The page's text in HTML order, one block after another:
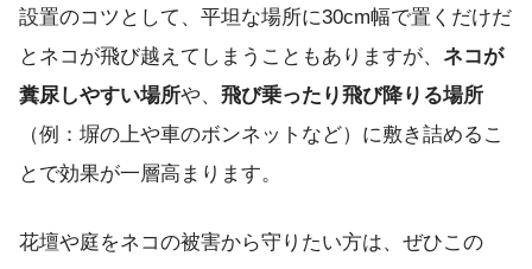
設置のコツとして、平坦な場所に30cm幅で置くだけだ
とネコが飛び越えてしまうこともありますが、 ネコが
糞尿しやすい場所や、 飛び乗ったり飛び降りる場所
（例：塀の上や車のボンネットなど）に敷き詰めるこ
とで効果が一層高まります。
花壇や庭をネコの被害から守りたい方は、ぜひこの